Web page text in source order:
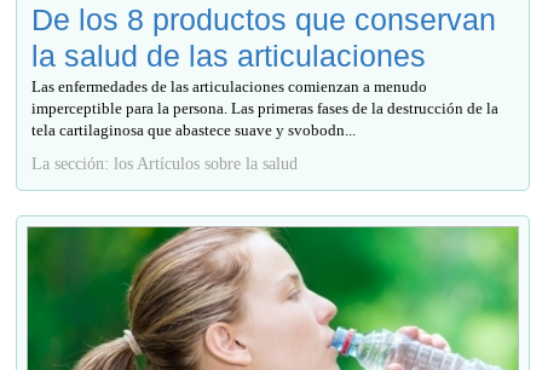
De los 8 productos que conservan
la salud de las articulaciones
Las enfermedades de las articulaciones comienzan a menudo
imperceptible para la persona. Las primeras fases de la destrucción de la
tela cartilaginosa que abastece suave y svobodn...
La sección: los Artículos sobre la salud